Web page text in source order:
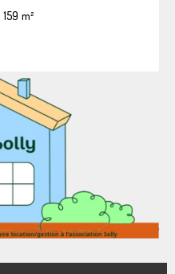
159 m²